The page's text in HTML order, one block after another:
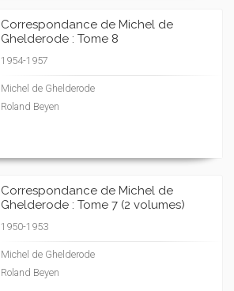
Correspondance de Michel de
Ghelderode : Tome 8
1954-1957
Michel de Ghelderode
Roland Beyen
Correspondance de Michel de
Ghelderode : Tome 7 (2 volumes)
1950-1953
Michel de Ghelderode
Roland Beyen